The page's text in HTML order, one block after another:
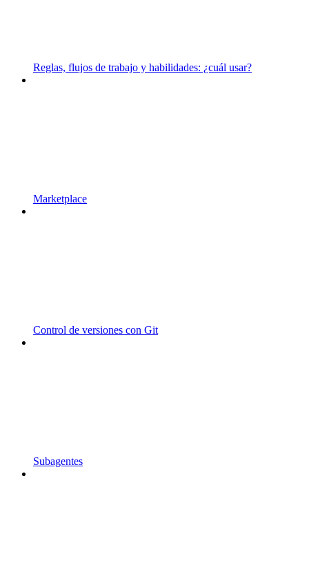
Reglas, flujos de trabajo y habilidades: ¿cuál usar?
Marketplace
Control de versiones con Git
Subagentes